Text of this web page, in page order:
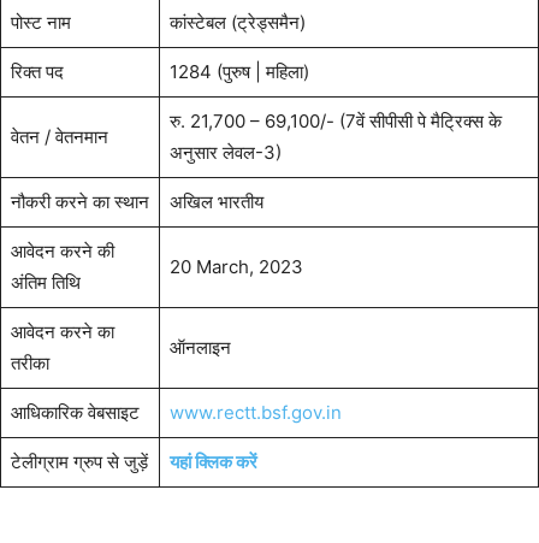
पोस्ट नाम कांस्टेबल (ट्रेड्समैन)
रिक्त पद 1284 (पुरुष | महिला)
वेतन / वेतनमान
रु. 21,700 – 69,100/- (7वें सीपीसी पे मैट्रिक्स के
अनुसार लेवल-3)
नौकरी करने का स्थान अखिल भारतीय
आवेदन करने की
अंतिम तिथि
20 March, 2023
आवेदन करने का
तरीका
ऑनलाइन
आधिकारिक वेबसाइट www.rectt.bsf.gov.in
टेलीग्राम ग्रुप से जुड़ें यहां क्लिक करें